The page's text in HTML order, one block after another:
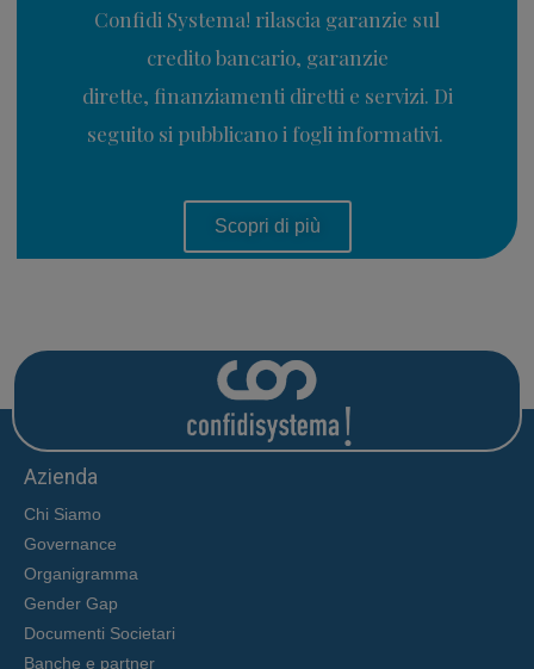
Confidi Systema! rilascia garanzie sul
credito bancario, garanzie
dirette, finanziamenti diretti e servizi. Di
seguito si pubblicano i fogli informativi.
Scopri di più
Azienda
Chi Siamo
Governance
Organigramma
Gender Gap
Documenti Societari
Banche e partner